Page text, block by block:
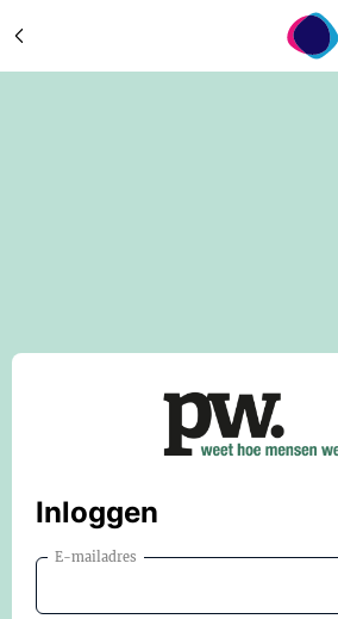
Inloggen
E-mailadres